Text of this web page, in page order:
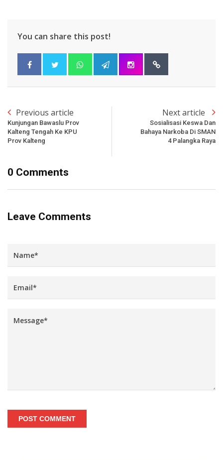
You can share this post!
Previous article
Kunjungan Bawaslu Prov
Kalteng Tengah Ke KPU
Prov Kalteng
Next article
Sosialisasi Keswa Dan
Bahaya Narkoba Di SMAN
4 Palangka Raya
0 Comments
Leave Comments
POST COMMENT